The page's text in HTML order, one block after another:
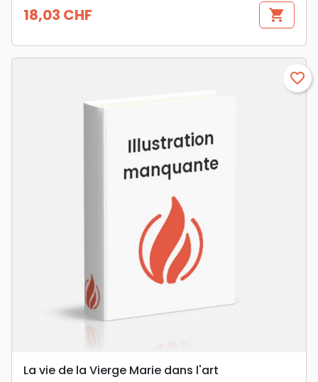
Prix
18,03 CHF shopping_cart
favorite_border
La vie de la Vierge Marie dans l'art